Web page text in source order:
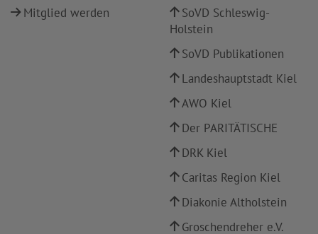
Mitglied werden
SoVD Schleswig-
Holstein
SoVD Publikationen
Landeshauptstadt Kiel
AWO Kiel
Der PARITÄTISCHE
DRK Kiel
Caritas Region Kiel
Diakonie Altholstein
Groschendreher e.V.